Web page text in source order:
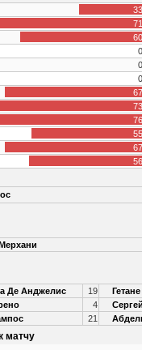
Де Анджелис 19
4
21
матчу